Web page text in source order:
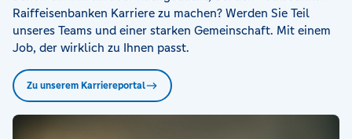
Raiffeisenbanken Karriere zu machen? Werden Sie Teil
unseres Teams und einer starken Gemeinschaft. Mit einem
Job, der wirklich zu Ihnen passt.
Zu unserem Karriereportal